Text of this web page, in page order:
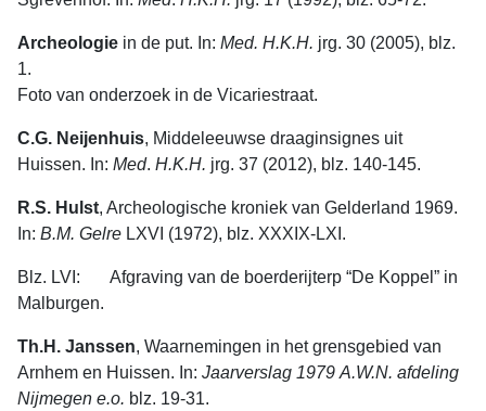
Archeologie in de put. In: Med. H.K.H. jrg. 30 (2005), blz.
1.
Foto van onderzoek in de Vicariestraat.
C.G. Neijenhuis, Middeleeuwse draaginsignes uit
Huissen. In: Med. H.K.H. jrg. 37 (2012), blz. 140-145.
R.S. Hulst, Archeologische kroniek van Gelderland 1969.
In: B.M. Gelre LXVI (1972), blz. XXXIX-LXI.
Blz. LVI: Afgraving van de boerderijterp “De Koppel” in
Malburgen.
Th.H. Janssen, Waarnemingen in het grensgebied van
Arnhem en Huissen. In: Jaarverslag 1979 A.W.N. afdeling
Nijmegen e.o. blz. 19-31.